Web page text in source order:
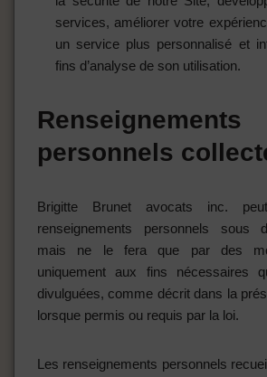
services, améliorer votre
un service plus personnalisé et
fins d’analyse de son utilisation.
Renseignements
personnels
Brigitte Brunet avocats inc.
renseignements personnels sous
mais ne le fera que par des
uniquement aux fins nécessaires
divulguées, comme décrit dans la
lorsque permis ou requis par la loi.
Les renseignements personnels